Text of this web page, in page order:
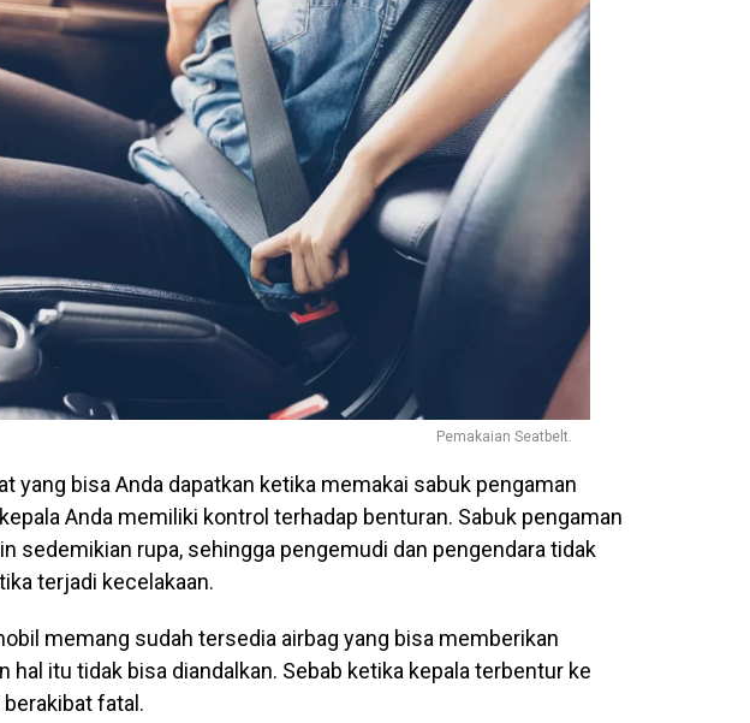
Pemakaian Seatbelt.
yang bisa Anda dapatkan ketika memakai sabuk pengaman
Anda memiliki kontrol terhadap benturan. Sabuk pengaman
sedemikian rupa, sehingga pengemudi dan pengendara tidak
terjadi kecelakaan.
memang sudah tersedia airbag yang bisa memberikan
hal itu tidak bisa diandalkan. Sebab ketika kepala terbentur ke
berakibat fatal.